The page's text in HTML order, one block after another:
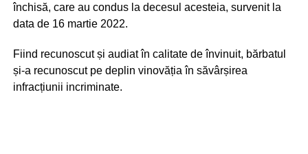
închisă, care au condus la decesul acesteia, survenit la
data de 16 martie 2022.
Fiind recunoscut și audiat în calitate de învinuit, bărbatul
și-a recunoscut pe deplin vinovăția în săvârșirea
infracțiunii incriminate.